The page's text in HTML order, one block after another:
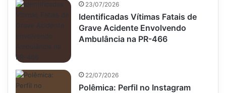
23/07/2026
Identificadas Vítimas Fatais de
Grave Acidente Envolvendo
Ambulância na PR-466
22/07/2026
Polêmica: Perfil no Instagram